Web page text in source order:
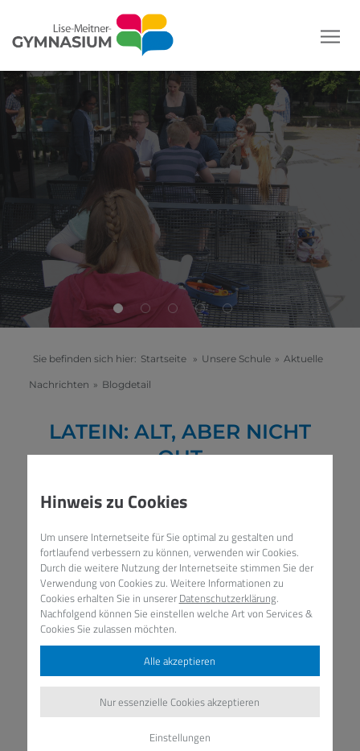
Sie befinden sich hier: Startseite » Unsere Schule » Aktuelle
Nachrichten » Blogdetail
LATEIN: ALT, ABER NICHT
OUT
04. DEZEMBER 2024
WETTBEWERBE,
Latein: Alt, aber nicht out
Hinweis zu Cookies
Um unsere Internetseite für Sie optimal zu gestalten und
fortlaufend verbessern zu können, verwenden wir Cookies.
Durch die weitere Nutzung der Internetseite stimmen Sie der
Verwendung von Cookies zu. Weitere Informationen zu
Cookies erhalten Sie in unserer Datenschutzerklärung.
Nachfolgend können Sie einstellen welche Art von Services &
Cookies Sie zulassen möchten.
Alle akzeptieren
Nur essenzielle Cookies akzeptieren
Einstellungen